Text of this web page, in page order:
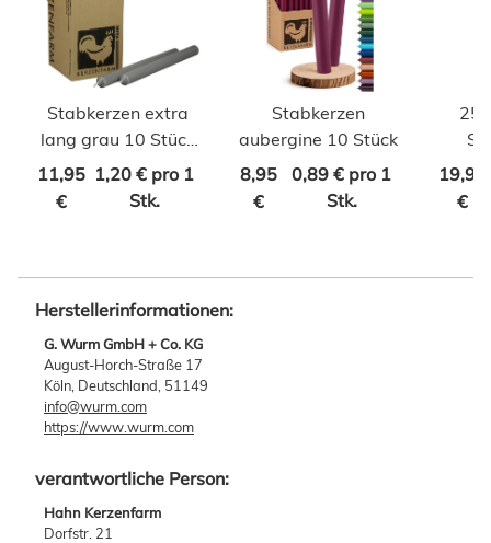
Stabkerzen extra
lang grau 10 Stück
Länge 25cm
11,95
€
1,20 € pro 1
Stk.
Stabkerzen
aubergine 10 Stück
8,95
€
0,89 € pro 1
Stk.
25
19,95
€
Herstellerinformationen:
G. Wurm GmbH + Co. KG
August-Horch-Straße 17
Köln, Deutschland, 51149
info@wurm.com
https://www.wurm.com
verantwortliche Person:
Hahn Kerzenfarm
Dorfstr. 21